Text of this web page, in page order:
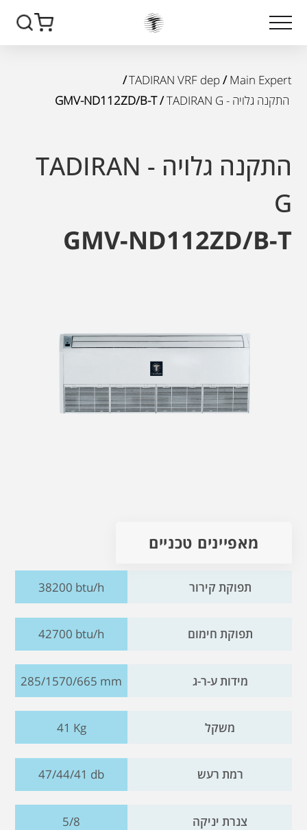
Main Expert
/
TADIRAN VRF dep
/
התקנה גלויה - TADIRAN G
/ GMV-ND112ZD/B-T
התקנה גלויה - TADIRAN
G
GMV-ND112ZD/B-T
מאפיינים טכניים
תפוקת קירור 38200 btu/h
תפוקת חימום 42700 btu/h
מידות ע-ר-ג 285/1570/665 mm
משקל 41 Kg
רמת רעש 47/44/41 db
צנרת יניקה 5/8